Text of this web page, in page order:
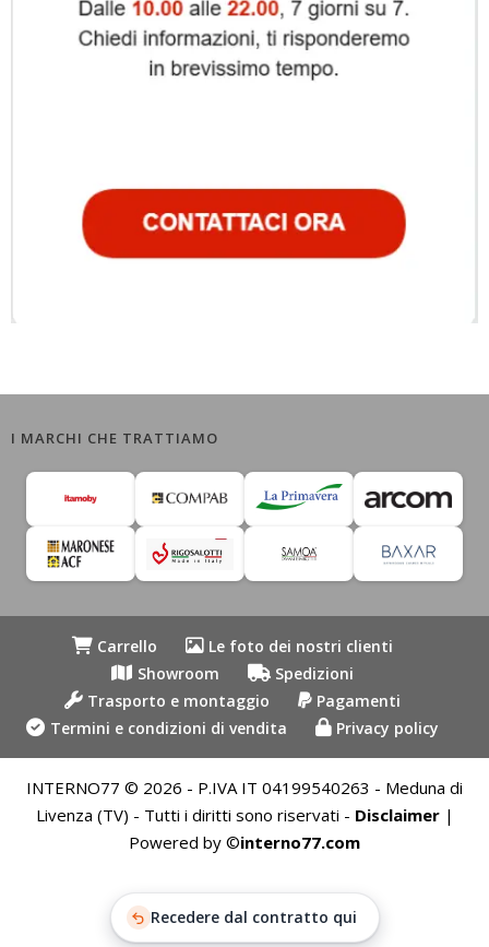
I MARCHI CHE TRATTIAMO
Carrello
Le foto dei nostri clienti
Showroom
Spedizioni
Trasporto e montaggio
Pagamenti
Termini e condizioni di vendita
Privacy policy
INTERNO77 © 2026 - P.IVA IT 04199540263 - Meduna di
Livenza (TV) - Tutti i diritti sono riservati - Disclaimer|
Powered by ©interno77.com
Recedere dal contratto qui